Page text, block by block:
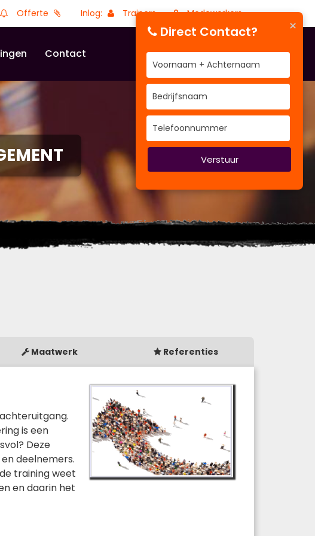
Offerte Inlog: Trainers Medewerkers
Contact
Maatwerk Referenties
is een
Deze
deelnemers.
training weet
en daarin het
×
Direct Contact?
Verstuur